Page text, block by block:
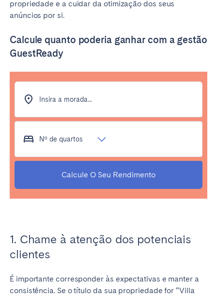
propriedade e a cuidar da otimização dos seus
anúncios por si.
Calcule quanto poderia ganhar com a gestão
GuestReady
Insira a morada...
Nº de quartos
Calcule O Seu Rendimento
1. Chame à atenção dos potenciais
clientes
É importante corresponder às expectativas e manter a
consistência. Se o título da sua propriedade for “Villa